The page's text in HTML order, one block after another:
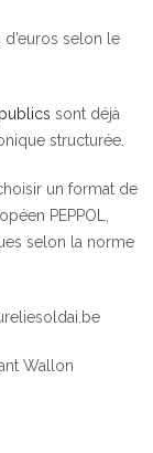
selon le
sont déjà
structurée.
un format de
PEPPOL,
selon la norme
Wallon